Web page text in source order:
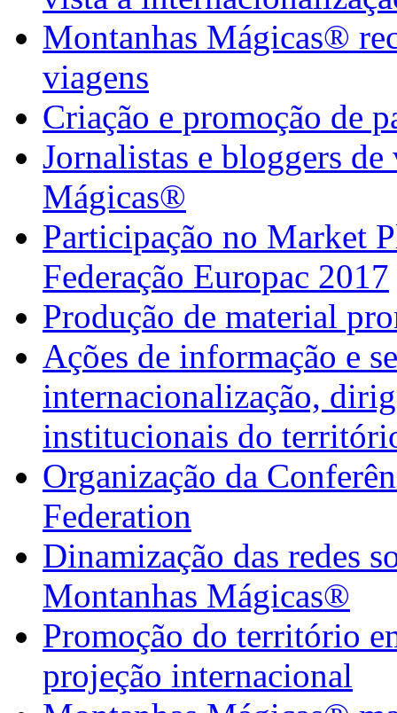
Montanhas Mágicas®
viagens
Criação e promoção de
Jornalistas e bloggers
Mágicas®
Participação no Market
Federação Europac 2017
Produção de material
Ações de informação e
internacionalização,
institucionais do
Organização da
Federation
Dinamização das redes
Montanhas Mágicas®
Promoção do território
projeção internacional